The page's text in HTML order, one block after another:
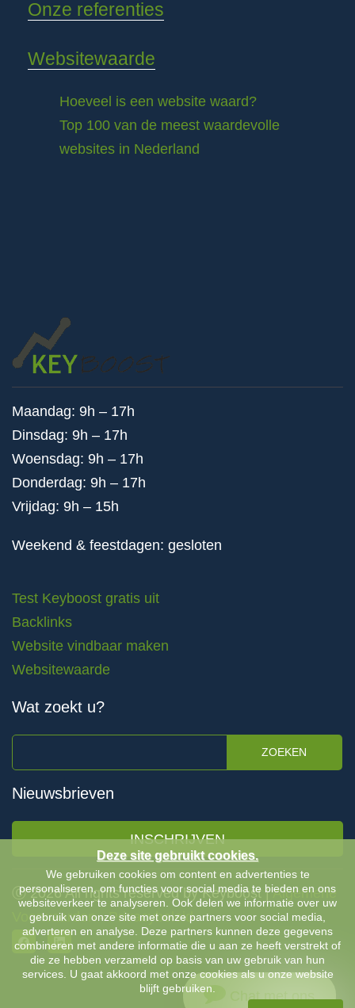
Onze referenties
Websitewaarde
Hoeveel is een website waard?
Top 100 van de meest waardevolle
websites in Nederland
Maandag: 9h – 17h
Dinsdag: 9h – 17h
Woensdag: 9h – 17h
Donderdag: 9h – 17h
Vrijdag: 9h – 15h
Weekend & feestdagen: gesloten
Test Keyboost gratis uit
Backlinks
Website vindbaar maken
Websitewaarde
Wat zoekt u?
ZOEKEN
Nieuwsbrieven
INSCHRIJVEN
Ⓒ 2026 All rights reserved by Keyboost |Algemene
Voorwaarden-Privacybeleid
Chat met ons
Deze site gebruikt cookies.
We gebruiken cookies om content en advertenties te
personaliseren, om functies voor social media te bieden en ons
websiteverkeer te analyseren. Ook delen we informatie over uw
gebruik van onze site met onze partners voor social media,
adverteren en analyse. Deze partners kunnen deze gegevens
combineren met andere informatie die u aan ze heeft verstrekt of
die ze hebben verzameld op basis van uw gebruik van hun
services. U gaat akkoord met onze cookies als u onze website
blijft gebruiken.